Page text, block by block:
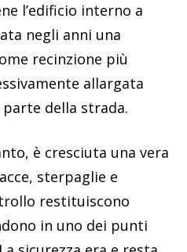
l’edificio interno a
negli anni una
recinzione più
allargata
della strada.
è cresciuta una vera
sterpaglie e
restituiscono
in uno dei punti